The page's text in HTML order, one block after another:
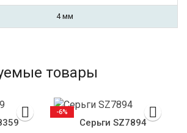
4 мм
товары
Серьги SZ7894
-6%